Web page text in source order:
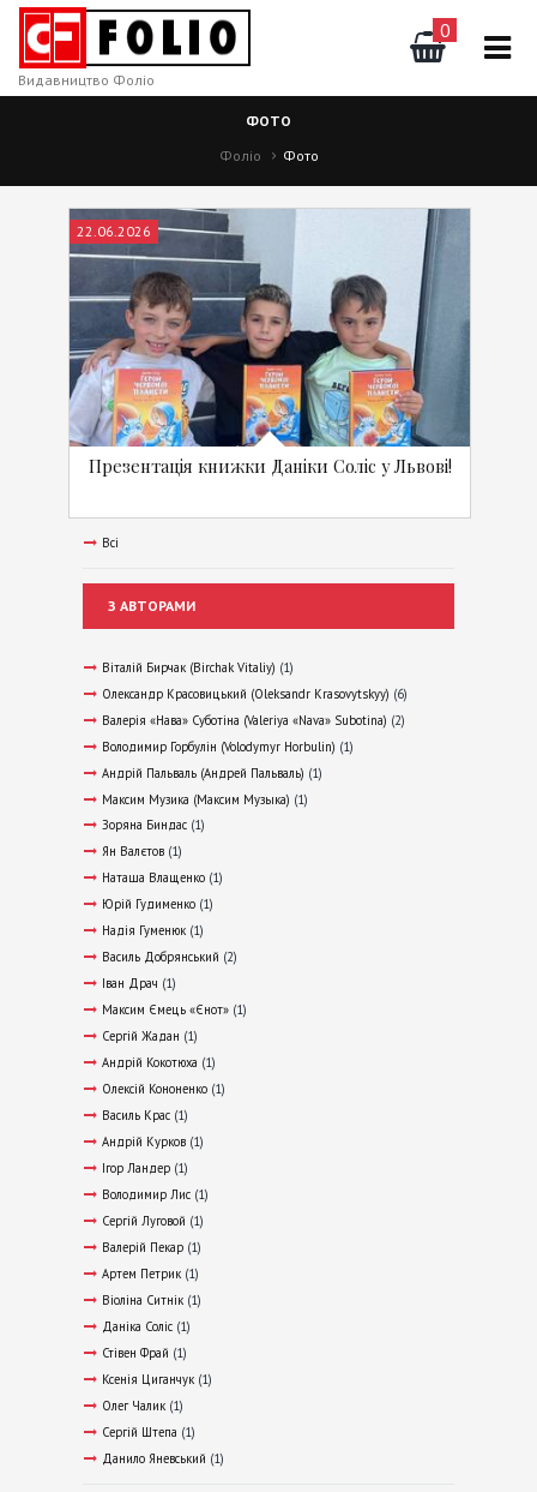
0
Видавництво Фоліо
ФОТО
Фоліо
Фото
22.06.2026
Презентація книжки Даніки Соліс у Львові!
Всі
З АВТОРАМИ
Віталій Бирчак (Birchak Vitaliy) (1)
Олександр Красовицький (Oleksandr Krasovytskyy) (6)
Валерія «Нава» Суботіна (Valeriya «Nava» Subotina) (2)
Володимир Горбулін (Volodymyr Horbulin) (1)
Андрій Пальваль (Андрей Пальваль) (1)
Максим Музика (Максим Музыка) (1)
Зоряна Биндас (1)
Ян Валєтов (1)
Наташа Влащенко (1)
Юрій Гудименко (1)
Надія Гуменюк (1)
Василь Добрянський (2)
Іван Драч (1)
Максим Ємець «Єнот» (1)
Сергій Жадан (1)
Андрій Кокотюха (1)
Олексій Кононенко (1)
Василь Крас (1)
Андрій Курков (1)
Ігор Ландер (1)
Володимир Лис (1)
Сергій Луговой (1)
Валерій Пекар (1)
Артем Петрик (1)
Віоліна Ситнік (1)
Даніка Соліс (1)
Стівен Фрай (1)
Ксенія Циганчук (1)
Олег Чалик (1)
Сергій Штепа (1)
Данило Яневський (1)